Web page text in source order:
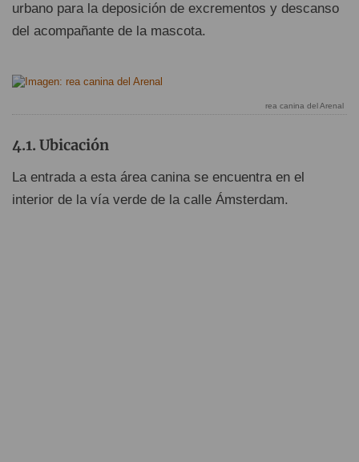
urbano para la deposición de excrementos y descanso
del acompañante de la mascota.
rea canina del Arenal
Ubicación
La entrada a esta área canina se encuentra en el
interior de la vía verde de la calle Ámsterdam.